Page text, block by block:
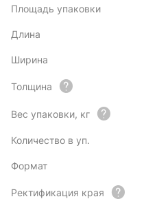
Площадь упаковки
Длина
Ширина
Толщина
Вес упаковки, кг
Количество в уп.
Формат
Ректификация края